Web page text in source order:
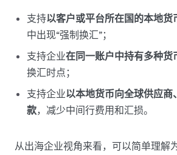
支持以客户或平台所在国的本地货
中出现“强制换汇”；
支持企业在同一账户中持有多种货
换汇时点；
支持企业以本地货币向全球供应商
款，减少中间行费用和汇损。
从出海企业视角来看，可以简单理解